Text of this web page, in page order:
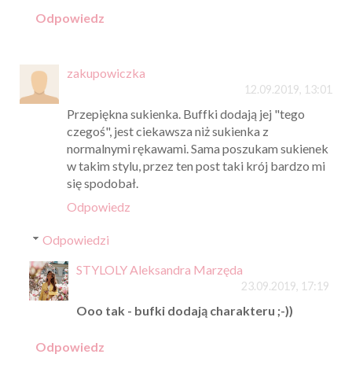
Odpowiedz
zakupowiczka
12.09.2019, 13:01
Przepiękna sukienka. Buffki dodają jej "tego
czegoś", jest ciekawsza niż sukienka z
normalnymi rękawami. Sama poszukam sukienek
w takim stylu, przez ten post taki krój bardzo mi
się spodobał.
Odpowiedz
Odpowiedzi
STYLOLY Aleksandra Marzęda
23.09.2019, 17:19
Ooo tak - bufki dodają charakteru ;-))
Odpowiedz